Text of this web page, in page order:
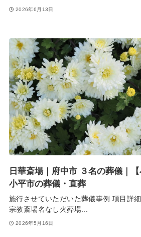
2026年6月13日
日華斎場｜府中市 ３名の葬儀｜【
小平市の葬儀・直葬
施行させていただいた葬儀事例 項目詳
宗教斎場名なし火葬場...
2026年5月16日